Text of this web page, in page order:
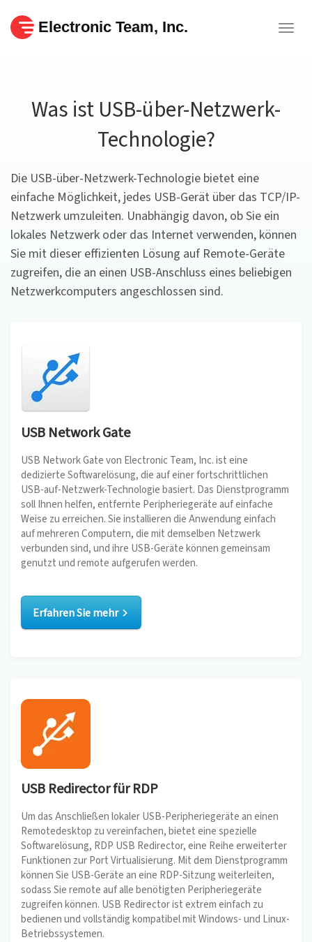
Electronic Team, Inc.
Was ist USB-über-Netzwerk-
Technologie?
Die USB-über-Netzwerk-Technologie bietet eine
einfache Möglichkeit, jedes USB-Gerät über das TCP/IP-
Netzwerk umzuleiten. Unabhängig davon, ob Sie ein
lokales Netzwerk oder das Internet verwenden, können
Sie mit dieser effizienten Lösung auf Remote-Geräte
zugreifen, die an einen USB-Anschluss eines beliebigen
Netzwerkcomputers angeschlossen sind.
USB Network Gate
USB Network Gate von Electronic Team, Inc. ist eine
dedizierte Softwarelösung, die auf einer fortschrittlichen
USB-auf-Netzwerk-Technologie basiert. Das Dienstprogramm
soll Ihnen helfen, entfernte Peripheriegeräte auf einfache
Weise zu erreichen. Sie installieren die Anwendung einfach
auf mehreren Computern, die mit demselben Netzwerk
verbunden sind, und ihre USB-Geräte können gemeinsam
genutzt und remote aufgerufen werden.
Erfahren Sie mehr
USB Redirector für RDP
Um das Anschließen lokaler USB-Peripheriegeräte an einen
Remotedesktop zu vereinfachen, bietet eine spezielle
Softwarelösung, RDP USB Redirector, eine Reihe erweiterter
Funktionen zur Port Virtualisierung. Mit dem Dienstprogramm
können Sie USB-Geräte an eine RDP-Sitzung weiterleiten,
sodass Sie remote auf alle benötigten Peripheriegeräte
zugreifen können. USB Redirector ist extrem einfach zu
bedienen und vollständig kompatibel mit Windows- und Linux-
Betriebssystemen.